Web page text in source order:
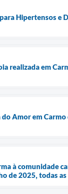
Hipertensos e
realizada em
Amor em Carmo
à comunidade
de 2025, todas